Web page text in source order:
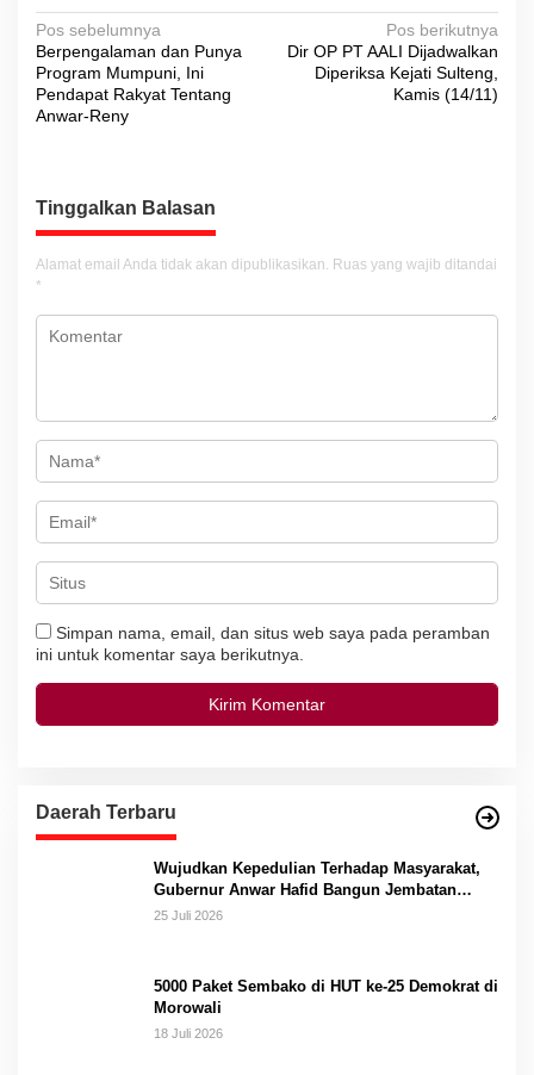
N
a
v
a
s
i
o
Pos sebelumnya
Berpengalaman dan Punya
Program Mumpuni, Ini
Pendapat Rakyat Tentang
Anwar-Reny
Pos berikutnya
Dir OP PT AALI Dijadwalkan
Diperiksa Kejati Sulteng,
Kamis (14/11)
Tinggalkan Balasan
Alamat email Anda tidak akan dipublikasikan. Ruas yang wajib ditandai
*
Simpan nama, email, dan situs web saya pada peramban
ini untuk komentar saya berikutnya.
Daerah Terbaru
Wujudkan Kepedulian Terhadap Masyarakat,
Gubernur Anwar Hafid Bangun Jembatan
Gantung Masungkang dengan Dana Pribadi
25 Juli 2026
5000 Paket Sembako di HUT ke-25 Demokrat di
Morowali
18 Juli 2026